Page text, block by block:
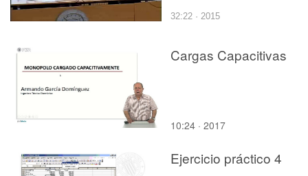
32:22 · 2015
Cargas Capacitivas
10:24 · 2017
Ejercicio práctico 4